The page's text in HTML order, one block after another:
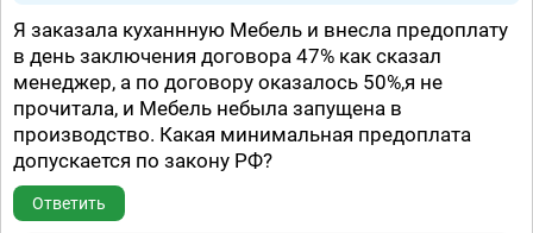
Я заказала куханнную Мебель и внесла предоплату
в день заключения договора 47% как сказал
менеджер, а по договору оказалось 50%,я не
прочитала, и Мебель небыла запущена в
производство. Какая минимальная предоплата
допускается по закону РФ?
Ответить